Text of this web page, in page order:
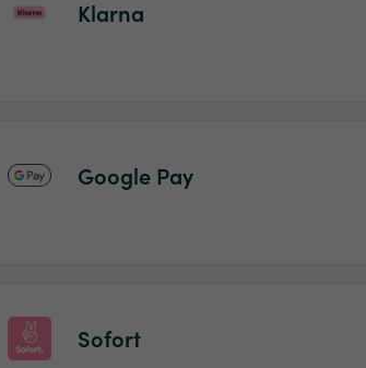
Klarna
Google Pay
Sofort